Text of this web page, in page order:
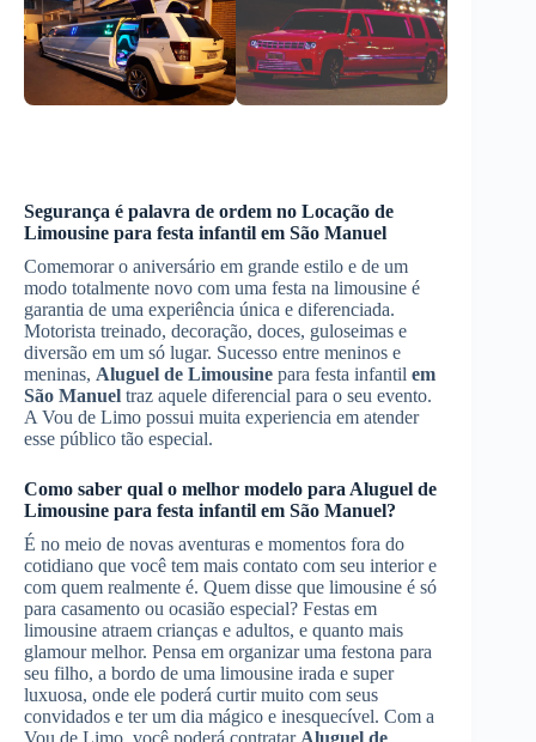
Segurança é palavra de ordem no Locação de
Limousine para festa infantil em São Manuel
Comemorar o aniversário em grande estilo e de um
modo totalmente novo com uma festa na limousine é
garantia de uma experiência única e diferenciada.
Motorista treinado, decoração, doces, guloseimas e
diversão em um só lugar. Sucesso entre meninos e
meninas, Aluguel de Limousine para festa infantil em
São Manuel traz aquele diferencial para o seu evento.
A Vou de Limo possui muita experiencia em atender
esse público tão especial.
Como saber qual o melhor modelo para Aluguel de
Limousine para festa infantil em São Manuel?
É no meio de novas aventuras e momentos fora do
cotidiano que você tem mais contato com seu interior e
com quem realmente é. Quem disse que limousine é só
para casamento ou ocasião especial? Festas em
limousine atraem crianças e adultos, e quanto mais
glamour melhor. Pensa em organizar uma festona para
seu filho, a bordo de uma limousine irada e super
luxuosa, onde ele poderá curtir muito com seus
convidados e ter um dia mágico e inesquecível. Com a
Vou de Limo, você poderá contratar Aluguel de